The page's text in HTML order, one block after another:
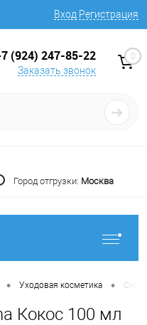
Вход Регистрация
(924) 247-85-22
Заказать звонок
0
Город отгрузки: Москва
• Уходовая косметика •
Кокос 100 мл